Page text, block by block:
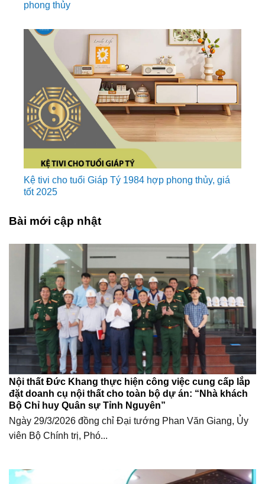
phong thủy
Kệ tivi cho tuổi Giáp Tý 1984 hợp phong thủy, giá
tốt 2025
Bài mới cập nhật
Nội thất Đức Khang thực hiện công việc cung cấp lắp
đặt doanh cụ nội thất cho toàn bộ dự án: “Nhà khách
Bộ Chỉ huy Quân sự Tỉnh Nguyên”
Ngày 29/3/2026 đồng chỉ Đại tướng Phan Văn Giang, Ủy
viên Bộ Chính trị, Phó...